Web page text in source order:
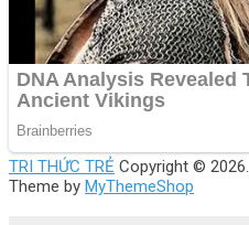
TRI THỨC TRẺ Copyright © 2026.
Theme by MyThemeShop